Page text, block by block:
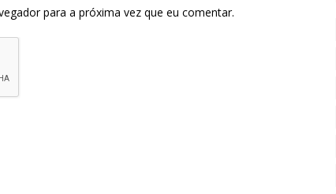
para a próxima vez que eu comentar.